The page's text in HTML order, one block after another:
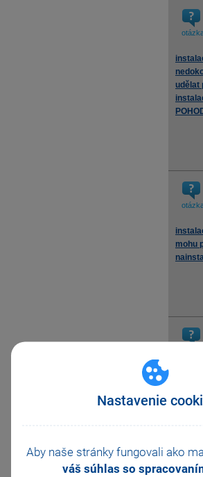
Nastavenie
Aby naše stránky fungovali ako
váš súhlas so
udělat
mohu